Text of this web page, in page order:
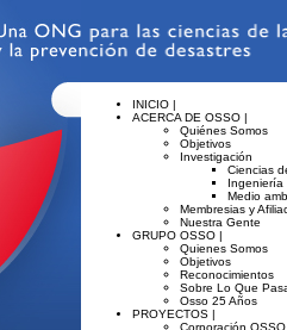
INICIO |
ACERCA DE OSSO |
Quiénes Somos
Objetivos
Investigación
Ciencias
Ingeniería
Medio
Membresias y
Nuestra Gente
GRUPO OSSO |
Quienes Somos
Objetivos
Reconocimientos
Sobre Lo Que
Osso 25 Años
PROYECTOS |
Corporación OSSO